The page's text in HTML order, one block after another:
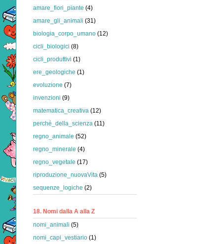
amare_fiori_piante (4)
amare_gli_animali (31)
biologia_corpo_umano (12)
cicli_biologici (8)
cicli_produttivi (1)
ere_geologiche (1)
evoluzione (7)
invenzioni (9)
matematica_creativa (12)
perché_della_scienza (11)
regno_animale (52)
regno_minerale (4)
regno_vegetale (17)
riproduzione_nuovaVita (5)
sequenze_logiche (2)
18. Nomi dalla A alla Z
nomi_animali (5)
nomi_capi_vestiario (1)